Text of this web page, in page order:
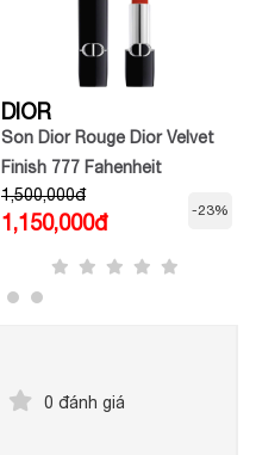
DIOR
Son Dior Rouge Dior Velvet
Finish 777 Fahenheit
1,500,000đ
1,150,000đ
-23%
0 đánh giá